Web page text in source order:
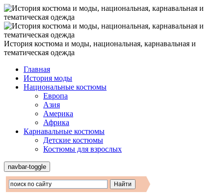
История костюма и моды, национальная, карнавальная и
тематическая одежда
Главная
История моды
Национальные костюмы
Европа
Азия
Америка
Африка
Карнавальные костюмы
Детские костюмы
Костюмы для взрослых
navbar-toggle